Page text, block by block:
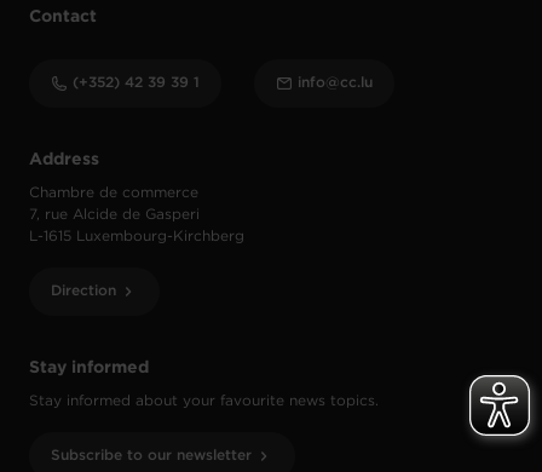
Stay informed
Stay informed about your favourite news topics.
Subscribe to our newsletter
Address
Chambre de commerce
7, rue Alcide de Gasperi
L-1615 Luxembourg-Kirchberg
Direction
Contact
(+352) 42 39 39 1 info@cc.lu